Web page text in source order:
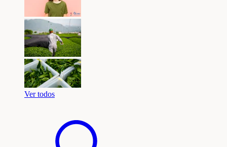
Ver todos